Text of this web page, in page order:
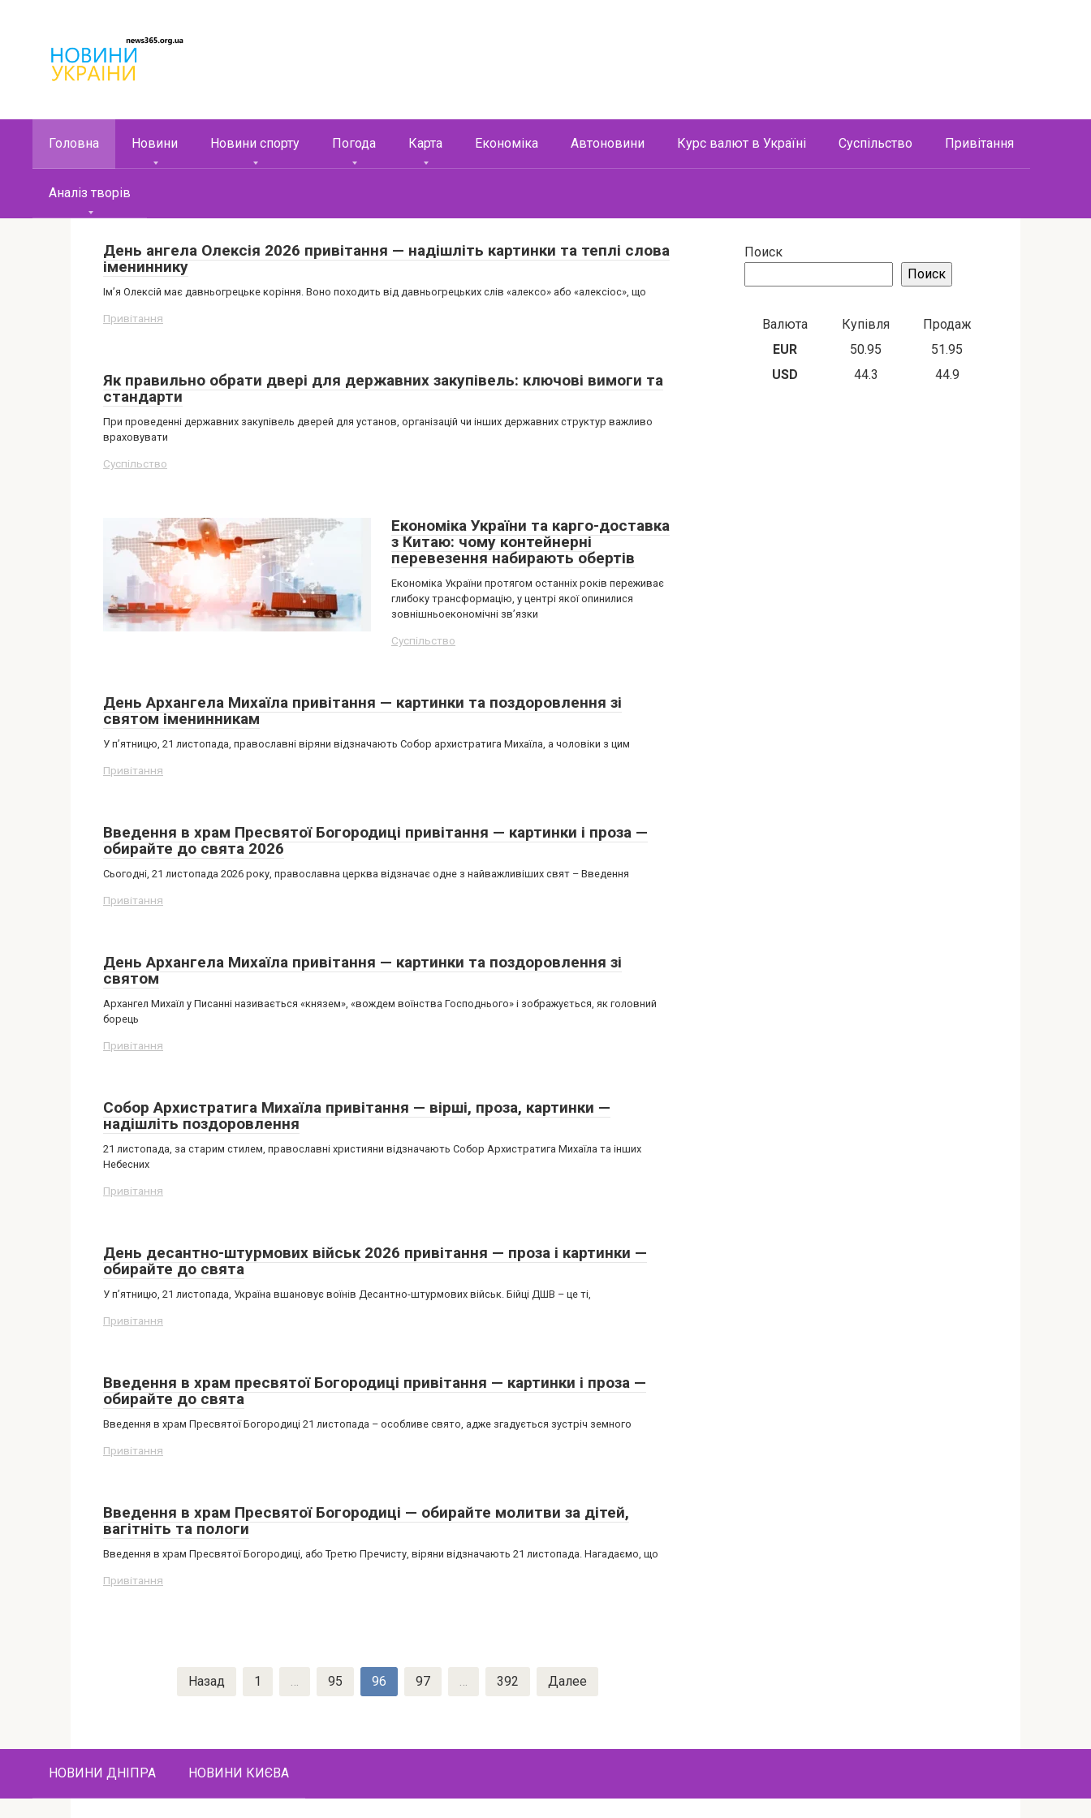
контенту
Головна Новини Новини спорту Погода Карта Економіка Автоновини Курс валют в Україні Суспільство Привітання
Аналіз творів
День ангела Олексія 2026 привітання — надішліть картинки та теплі слова
імениннику
Ім’я Олексій має давньогрецьке коріння. Воно походить від давньогрецьких слів «алексо» або «алексіос», що
Привітання
Як правильно обрати двері для державних закупівель: ключові вимоги та
стандарти
При проведенні державних закупівель дверей для установ, організацій чи інших державних структур важливо
враховувати
Суспільство
Економіка України та карго-доставка
з Китаю: чому контейнерні
перевезення набирають обертів
Економіка України протягом останніх років переживає
глибоку трансформацію, у центрі якої опинилися
зовнішньоекономічні зв’язки
Суспільство
День Архангела Михаїла привітання — картинки та поздоровлення зі
святом іменинникам
У п’ятницю, 21 листопада, православні віряни відзначають Собор архистратига Михаїла, а чоловіки з цим
Привітання
Введення в храм Пресвятої Богородиці привітання — картинки і проза —
обирайте до свята 2026
Сьогодні, 21 листопада 2026 року, православна церква відзначає одне з найважливіших свят – Введення
Привітання
День Архангела Михаїла привітання — картинки та поздоровлення зі
святом
Архангел Михаїл у Писанні називається «князем», «вождем воїнства Господнього» і зображується, як головний
борець
Привітання
Собор Архистратига Михаїла привітання — вірші, проза, картинки —
надішліть поздоровлення
21 листопада, за старим стилем, православні християни відзначають Собор Архистратига Михаїла та інших
Небесних
Привітання
День десантно-штурмових військ 2026 привітання — проза і картинки —
обирайте до свята
У п’ятницю, 21 листопада, Україна вшановує воїнів Десантно-штурмових військ. Бійці ДШВ – це ті,
Привітання
Введення в храм пресвятої Богородиці привітання — картинки і проза —
обирайте до свята
Введення в храм Пресвятої Богородиці 21 листопада – особливе свято, адже згадується зустріч земного
Привітання
Введення в храм Пресвятої Богородиці — обирайте молитви за дітей,
вагітніть та пологи
Введення в храм Пресвятої Богородиці, або Третю Пречисту, віряни відзначають 21 листопада. Нагадаємо, що
Привітання
Назад 1 … 95 96 97 … 392 Далее
Поиск
Поиск
Валюта Купівля
Продаж
EUR
50.95
51.95
USD
44.3 44.9
НОВИНИ ДНІПРА НОВИНИ КИЄВА